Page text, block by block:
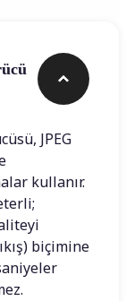
JPEG
kullanır.
biçimine